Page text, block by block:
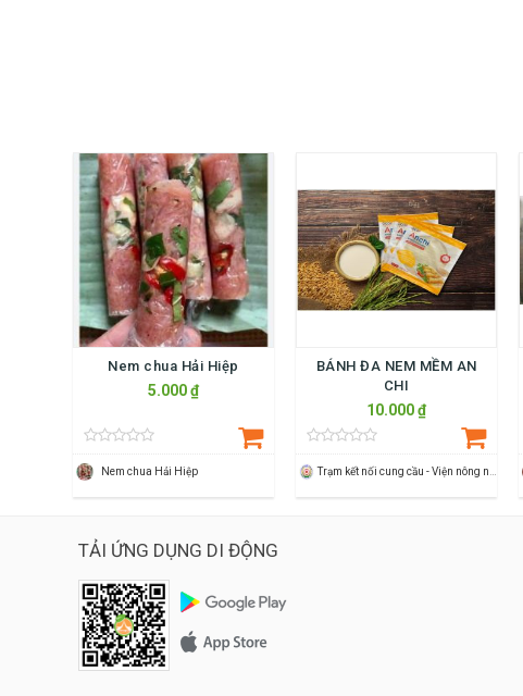
Nem chua Hải Hiệp
5.000 ₫
Nem chua Hải Hiệp
BÁNH ĐA NEM MỀM AN
CHI
10.000 ₫
TẢI ỨNG DỤNG DI ĐỘNG